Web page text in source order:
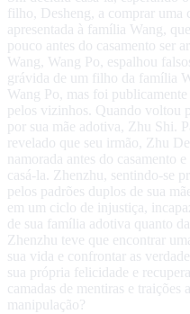
filho, Desheng, a comprar uma
apresentada à família Wang,
pouco antes do casamento ser
Wang, Wang Po, espalhou
grávida de um filho da família
Wang Po, mas foi
pelos vizinhos. Quando voltou
por sua mãe adotiva, Zhu Shi.
revelado que seu irmão, Zhu
namorada antes do casamento
casá-la. Zhenzhu, sentindo-se
pelos padrões duplos de sua
em um ciclo de injustiça,
de sua família adotiva quanto
Zhenzhu teve que encontrar
sua vida e confrontar as
sua própria felicidade e
camadas de mentiras e traições
manipulação?